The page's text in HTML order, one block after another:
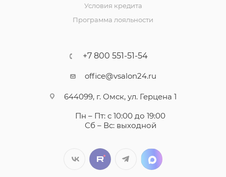
Условия кредита
Программа лояльности
+7 800 551-51-54
office@vsalon24.ru
644099, г. Омск, ул. Герцена 1
Пн – Пт: с 10:00 до 19:00
Сб – Вс: выходной